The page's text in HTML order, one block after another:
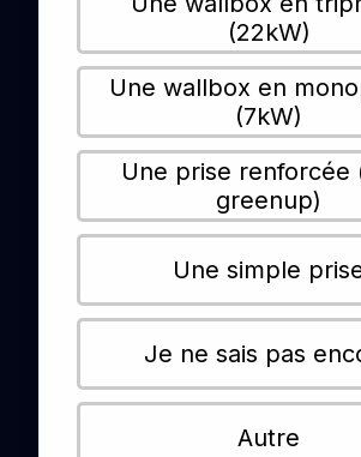
(22kW)
Une wallbox en
(7kW)
Une prise renforcée
greenup)
Une simple
Je ne sais pas
Autre